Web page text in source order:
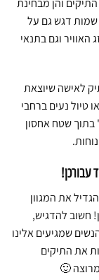
שמות דגש גם על
וגם בתנאי
לאישה שיוצאת
טיול נעים ברחבי
שטח אחסון
עבורכן!
את המגוון
חשוב להדגיש,
שמגיעים אלינו
את התיקים
🙂